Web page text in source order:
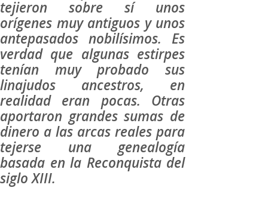
tejieron sobre sí unos
orígenes muy antiguos y unos
antepasados nobilísimos. Es
verdad que algunas estirpes
tenían muy probado sus
linajudos ancestros, en
realidad eran pocas. Otras
aportaron grandes sumas de
dinero a las arcas reales para
tejerse una genealogía
basada en la Reconquista del
siglo XIII.